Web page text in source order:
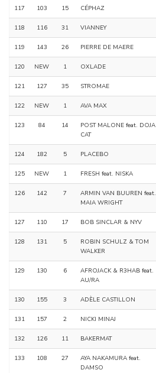
117 103 15 CÉPHAZ
118 116 31 VIANNEY
119 143 26 PIERRE DE MAERE
120 NEW 1 OXLADE
121 127 35 STROMAE
122 NEW 1 AVA MAX
123 84 14
POST MALONE feat. DOJA
CAT
124 182 5 PLACEBO
125 NEW 1 FRESH feat. NISKA
126 142 7
ARMIN VAN BUUREN feat.
MAIA WRIGHT
127 110 17 BOB SINCLAR & NYV
128 131 5
ROBIN SCHULZ & TOM
WALKER
129 130 6
AFROJACK & R3HAB feat.
AU/RA
130 155 3 ADÈLE CASTILLON
131 157 2 NICKI MINAJ
132 126 11 BAKERMAT
133 108 27
AYA NAKAMURA feat.
DAMSO